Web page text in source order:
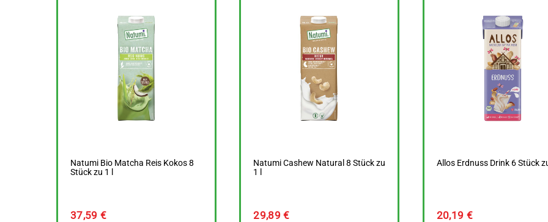
Natumi Bio Matcha Reis Kokos 8
Stück zu 1 l
37,59€
Natumi Cashew Natural 8 Stück zu
1 l
29,89€
Allos Erdnuss Drink 6 Stück zu
20,19 €